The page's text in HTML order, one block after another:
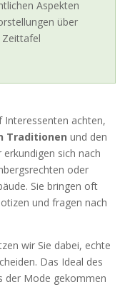
Aspekten
über
Zeittafel
Interessenten achten,
Traditionen und den
sich nach
oder
Sie bringen oft
und fragen nach
wir Sie dabei, echte
Das Ideal des
der Mode gekommen